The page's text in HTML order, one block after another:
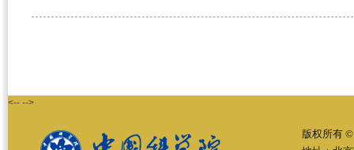
<-- -->
版权所有